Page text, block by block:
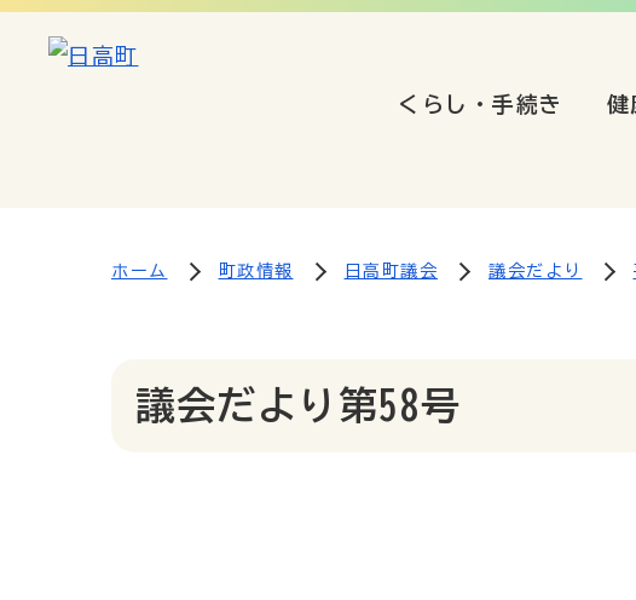
くらし・手続き 健
ホーム 町政情報 日高町議会 議会だより
議会だより第58号